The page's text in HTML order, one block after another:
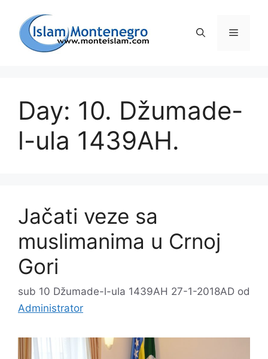
sadržaj
Day: 10. Džumade-
l-ula 1439AH.
Jačati veze sa
muslimanima u Crnoj
Gori
sub 10 Džumade-l-ula 1439AH 27-1-2018AD od
Administrator